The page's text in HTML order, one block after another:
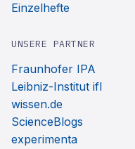
Einzelhefte
UNSERE PARTNER
Fraunhofer IPA
Leibniz-Institut ifl
wissen.de
ScienceBlogs
experimenta